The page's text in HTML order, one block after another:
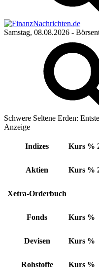
Samstag, 08.08.2026 -
Schwere Seltene Erden:
Anzeige
Indizes Kurs %
Aktien Kurs %
Xetra-Orderbuch
Fonds Kurs %
Devisen Kurs %
Rohstoffe Kurs %